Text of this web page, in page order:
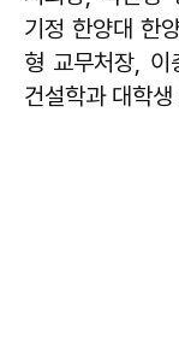
기정 한양대 한
형 교무처장, 이
건설학과 대학